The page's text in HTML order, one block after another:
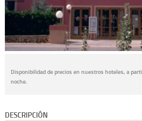
Disponibilidad de precios en nuestros hoteles, a
noche.
DESCRIPCIÓN